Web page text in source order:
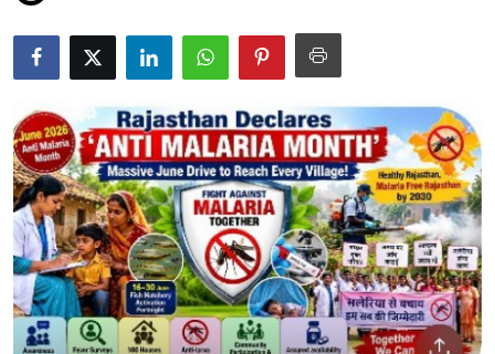
राजनीति
शिक्षा
राजस्थान
ट्रेंडिंग
Hindi